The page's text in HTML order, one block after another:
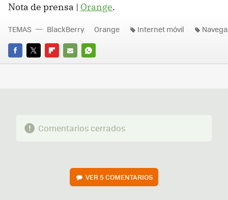
Nota de prensa | Orange.
FACEBOOK
TWITTERFLIPBOARD
E-
WHATSAPP
TEMAS BlackBerry Orange Internet móvil
Comentarios cerrados
VER 5 COMENTARIOS